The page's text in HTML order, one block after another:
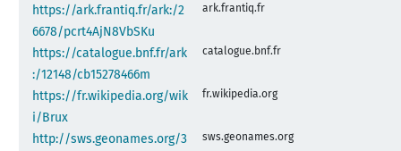
https://ark.frantiq.fr/ark:/2
6678/pcrt4AjN8VbSKu
ark.frantiq.fr
https://catalogue.bnf.fr/ark
:/12148/cb15278466m
catalogue.bnf.fr
https://fr.wikipedia.org/wik
i/Brux
fr.wikipedia.org
http://sws.geonames.org/3
sws.geonames.org